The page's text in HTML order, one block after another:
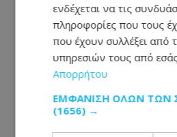
ενδέχεται να τις
πληροφορίες που τους
που έχουν συλλέξει από
υπηρεσιών τους από
Απορρήτου
ΕΜΦΆΝΙΣΗ ΌΛΩΝ ΤΩΝ
(1656) →